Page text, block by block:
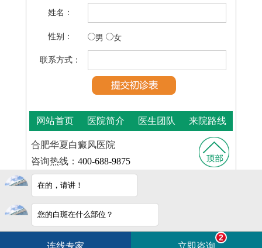
姓名：
性别： 男 女
联系方式：
网站首页 医院简介 医生团队 来院路线
合肥华夏白癜风医院
咨询热线： 400-688-9875
医院地址：合肥市铜陵路与裕溪路交叉路口
Copyright © 2025合肥华夏白癜风医院
备16014022号-11
皖公网安备 34010202600948号
在的，请讲！
您的白斑在什么部位？
连线专家 立即咨询
2
白斑在线问医生 电话咨询 在线咨询